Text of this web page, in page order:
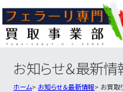
3ステップのカンタン査定
お知らせ＆最新情
ホーム お知らせ＆最新情報 お買取